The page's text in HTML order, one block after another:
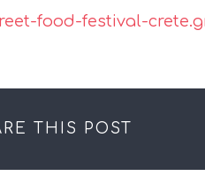
food-festival-
THIS POST